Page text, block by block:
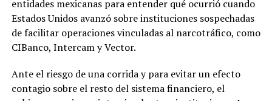
entidades mexicanas para entender qué ocurrió cuando
Estados Unidos avanzó sobre instituciones sospechadas
de facilitar operaciones vinculadas al narcotráfico, como
CIBanco, Intercam y Vector.
Ante el riesgo de una corrida y para evitar un efecto
contagio sobre el resto del sistema financiero, el